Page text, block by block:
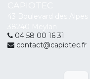
04 58 00 16 31
contact@capiotec.fr